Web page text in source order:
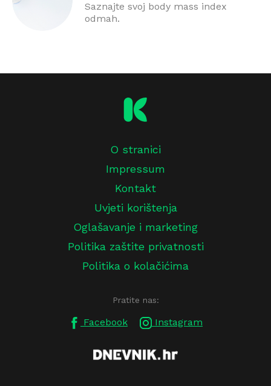
Saznajte svoj body mass index
odmah.
O stranici
Impressum
Kontakt
Uvjeti korištenja
Oglašavanje i marketing
Politika zaštite privatnosti
Politika o kolačićima
Pratite nas:
Facebook Instagram